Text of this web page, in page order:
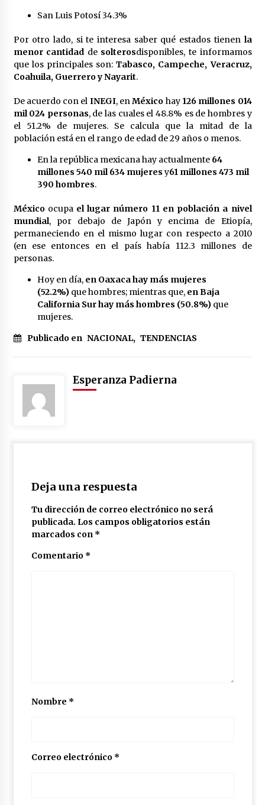
San Luis Potosí 34.3%
Por otro lado, si te interesa saber qué estados tienen la
menor cantidad de solterosdisponibles, te informamos
que los principales son:Tabasco, Campeche, Veracruz,
Coahuila, Guerrero y Nayarit.
De acuerdo con el INEGI, enMéxico hay 126 millones 014
mil 024 personas, de las cuales el 48.8% es de hombres y
el 51.2% de mujeres. Se calcula que la mitad de la
población está en el rango de edad de 29 años o menos.
En la república mexicana hay actualmente 64
millones 540 mil 634 mujeresy61 millones 473 mil
390 hombres.
México ocupa el lugar número 11 en población a nivel
mundial, por debajo de Japón y encima de Etiopía,
permaneciendo en el mismo lugar con respecto a 2010
(en ese entonces en el país había 112.3 millones de
personas.
Hoy en día, en Oaxaca hay más mujeres
(52.2%)que hombres; mientras que, en Baja
California Sur hay más hombres (50.8%)que
mujeres.
Publicado en NACIONAL, TENDENCIAS
Esperanza Padierna
Deja una respuesta
Tu dirección de correo electrónico no será
publicada. Los campos obligatorios están
marcados con *
Comentario *
Nombre *
Correo electrónico *